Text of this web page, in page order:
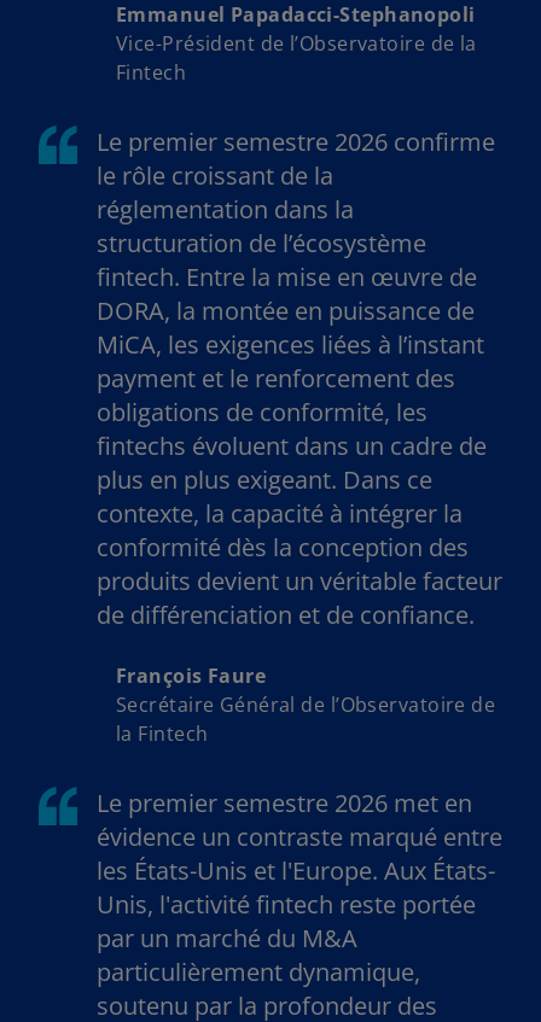
Emmanuel Papadacci-Stephanopoli
Vice-Président de l’Observatoire de la
Fintech
Le premier semestre 2026 confirme
le rôle croissant de la
réglementation dans la
structuration de l’écosystème
fintech. Entre la mise en œuvre de
DORA, la montée en puissance de
MiCA, les exigences liées à l’instant
payment et le renforcement des
obligations de conformité, les
fintechs évoluent dans un cadre de
plus en plus exigeant. Dans ce
contexte, la capacité à intégrer la
conformité dès la conception des
produits devient un véritable facteur
de différenciation et de confiance.
François Faure
Secrétaire Général de l’Observatoire de
la Fintech
Le premier semestre 2026 met en
évidence un contraste marqué entre
les États-Unis et l'Europe. Aux États-
Unis, l'activité fintech reste portée
par un marché du M&A
particulièrement dynamique,
soutenu par la profondeur des